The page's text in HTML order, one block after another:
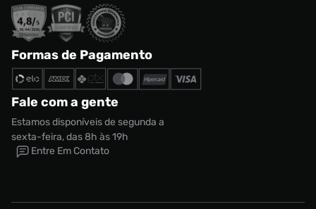
Formas de Pagamento
Fale com a gente
Estamos disponíveis de segunda a
sexta-feira, das 8h às 19h
Entre Em Contato